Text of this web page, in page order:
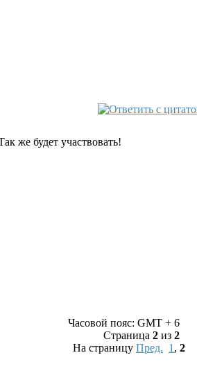
же будет участвовать!
Часовой пояс: GMT + 6
Страница 2 из 2
На страницу Пред. 1 , 2